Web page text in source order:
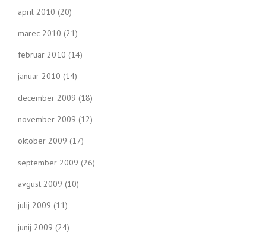
april 2010 (20)
marec 2010 (21)
februar 2010 (14)
januar 2010 (14)
december 2009 (18)
november 2009 (12)
oktober 2009 (17)
september 2009 (26)
avgust 2009 (10)
julij 2009 (11)
junij 2009 (24)